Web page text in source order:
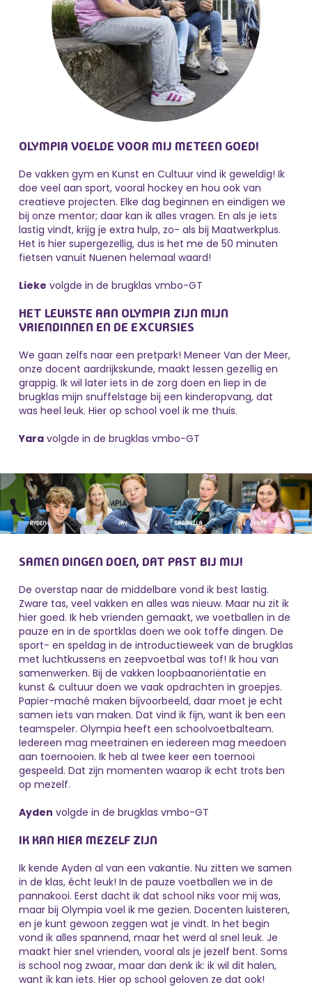
OLYMPIA VOELDE VOOR MIJ METEEN GOED!
De vakken gym en Kunst en Cultuur vind ik geweldig! Ik
doe veel aan sport, vooral hockey en hou ook van
creatieve projecten. Elke dag beginnen en eindigen we
bij onze mentor; daar kan ik alles vragen. En als je iets
lastig vindt, krijg je extra hulp, zo- als bij Maatwerkplus.
Het is hier supergezellig, dus is het me de 50 minuten
fietsen vanuit Nuenen helemaal waard!
Lieke volgde in de brugklas vmbo-GT
HET LEUKSTE AAN OLYMPIA ZIJN MIJN
VRIENDINNEN EN DE EXCURSIES
We gaan zelfs naar een pretpark! Meneer Van der Meer,
onze docent aardrijkskunde, maakt lessen gezellig en
grappig. Ik wil later iets in de zorg doen en liep in de
brugklas mijn snuffelstage bij een kinderopvang, dat
was heel leuk. Hier op school voel ik me thuis.
Yaravolgde in de brugklas vmbo-GT
SAMEN DINGEN DOEN, DAT PAST BIJ MIJ!
De overstap naar de middelbare vond ik best lastig.
Zware tas, veel vakken en alles was nieuw. Maar nu zit ik
hier goed. Ik heb vrienden gemaakt, we voetballen in de
pauze en in de sportklas doen we ook toffe dingen. De
sport- en speldag in de introductieweek van de brugklas
met luchtkussens en zeepvoetbal was tof! Ik hou van
samenwerken. Bij de vakken loopbaanoriëntatie en
kunst & cultuur doen we vaak opdrachten in groepjes.
Papier-maché maken bijvoorbeeld, daar moet je echt
samen iets van maken. Dat vind ik fijn, want ik ben een
teamspeler. Olympia heeft een schoolvoetbalteam.
Iedereen mag meetrainen en iedereen mag meedoen
aan toernooien. Ik heb al twee keer een toernooi
gespeeld. Dat zijn momenten waarop ik echt trots ben
op mezelf.
Ayden volgde in de brugklas vmbo-GT
IK KAN HIER MEZELF ZIJN
Ik kende Ayden al van een vakantie. Nu zitten we samen
in de klas, écht leuk! In de pauze voetballen we in de
pannakooi. Eerst dacht ik dat school niks voor mij was,
maar bij Olympia voel ik me gezien. Docenten luisteren,
en je kunt gewoon zeggen wat je vindt. In het begin
vond ik alles spannend, maar het werd al snel leuk. Je
maakt hier snel vrienden, vooral als je jezelf bent. Soms
is school nog zwaar, maar dan denk ik: ik wil dit halen,
want ik kan iets. Hier op school geloven ze dat ook!